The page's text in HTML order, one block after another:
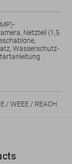
Netzteil (1,5
Wasserschutz-
/ WEEE / REACH